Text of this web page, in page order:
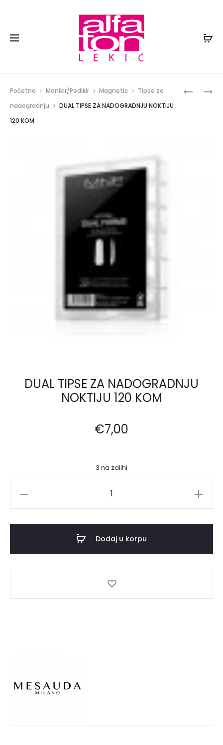
REHAB
Početna Manikir/Pedikir Magnetic
Tipse za
nadogradnju
DUAL TIPSE ZA NADOGRADNJU NOKTIJU
120 KOM
DUAL TIPSE ZA NADOGRADNJU
NOKTIJU 120 KOM
€7,00
3 na zalihi
Dodaj u korpu